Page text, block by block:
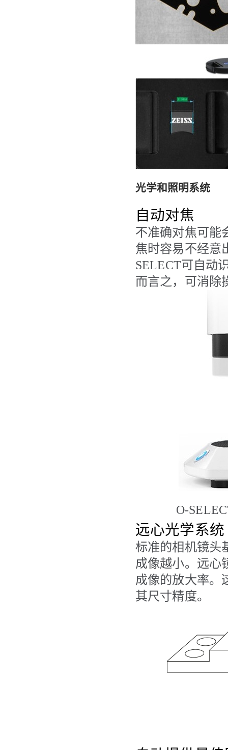
光学和照明系统
自动对焦
不准确对焦可能
焦时容易不经意
SELECT可自动
而言之，可消除
O-
远心光学系统
标准的相机镜头
成像越小。远心
成像的放大率。
其尺寸精度。